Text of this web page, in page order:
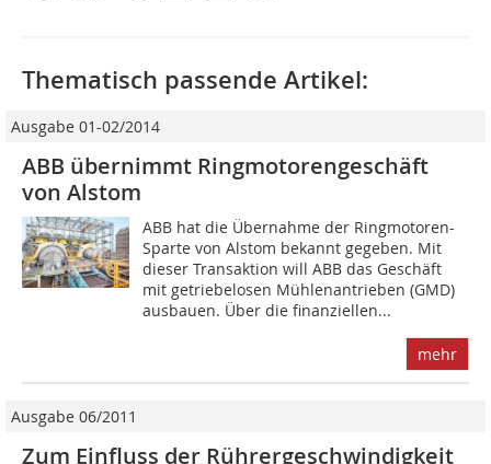
Thematisch passende Artikel:
Ausgabe 01-02/2014
ABB übernimmt Ringmotorengeschäft
von Alstom
ABB hat die Übernahme der Ringmotoren-
Sparte von Alstom bekannt gegeben. Mit
dieser Transaktion will ABB das Geschäft
mit getriebelosen Mühlenantrieben (GMD)
ausbauen. Über die finanziellen...
mehr
Ausgabe 06/2011
Zum Einfluss der Rührergeschwindigkeit